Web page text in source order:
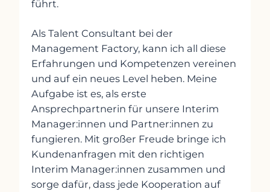
führt.
Als Talent Consultant bei der
Management Factory, kann ich all diese
Erfahrungen und Kompetenzen vereinen
und auf ein neues Level heben. Meine
Aufgabe ist es, als erste
Ansprechpartnerin für unsere Interim
Manager:innen und Partner:innen zu
fungieren. Mit großer Freude bringe ich
Kundenanfragen mit den richtigen
Interim Manager:innen zusammen und
sorge dafür, dass jede Kooperation auf